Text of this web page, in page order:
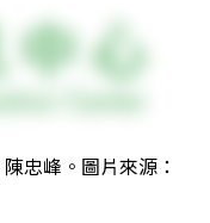
忠峰。圖片來源：